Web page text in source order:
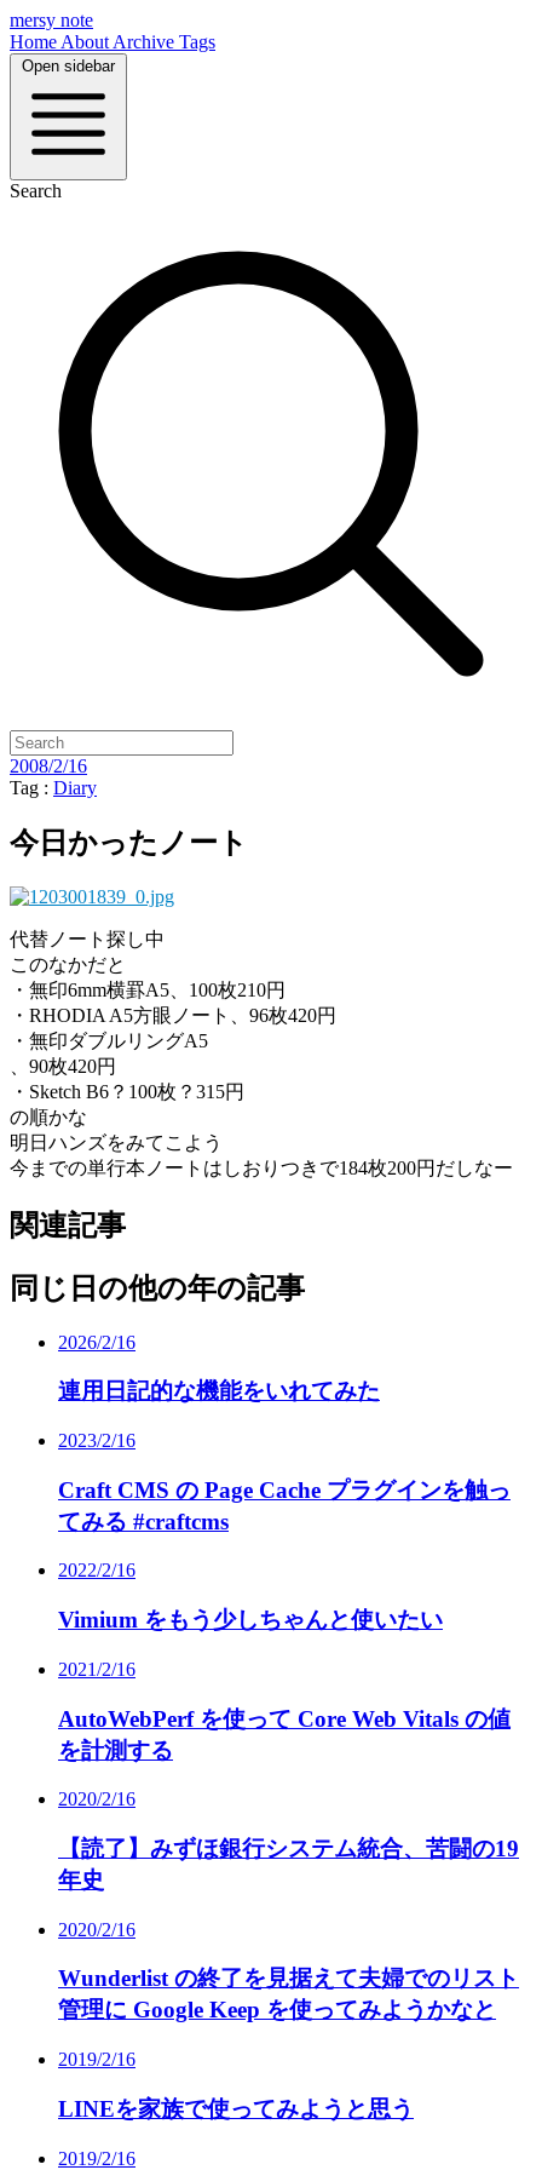
mersy note
Home About Archive Tags
Open sidebar
Search
2008/2/16
Tag : Diary
今日かったノート
代替ノート探し中
このなかだと
・無印6mm横罫A5、100枚210円
・RHODIA A5方眼ノート、96枚420円
・無印ダブルリングA5
、90枚420円
・Sketch B6？100枚？315円
の順かな
明日ハンズをみてこよう
今までの単行本ノートはしおりつきで184枚200円だしなー
関連記事
同じ日の他の年の記事
2026/2/16
連用日記的な機能をいれてみた
2023/2/16
Craft CMS の Page Cache プラグインを触っ
てみる #craftcms
2022/2/16
Vimium をもう少しちゃんと使いたい
2021/2/16
AutoWebPerf を使って Core Web Vitals の値
を計測する
2020/2/16
【読了】みずほ銀行システム統合、苦闘の19
年史
2020/2/16
Wunderlist の終了を見据えて夫婦でのリスト
管理に Google Keep を使ってみようかなと
2019/2/16
LINEを家族で使ってみようと思う
2019/2/16